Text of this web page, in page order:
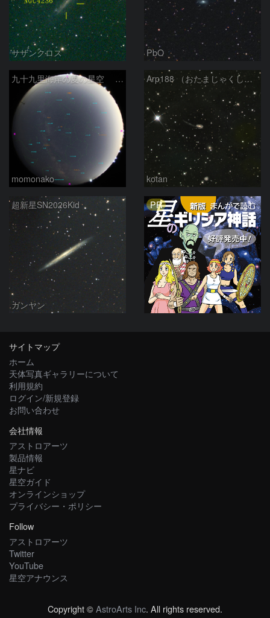
サザンクロス PbO
九十九里海岸の夏の星空 260518
momonako
Arp188 （おたまじゃくし銀河 りゅう座）
kotan
超新星SN2026Kid
ガンヤン
PR
サイトマップ
ホーム
天体写真ギャラリーについて
利用規約
ログイン/新規登録
お問い合わせ
会社情報
アストロアーツ
製品情報
星ナビ
星空ガイド
オンラインショップ
プライバシー・ポリシー
Follow
アストロアーツ
Twitter
YouTube
星空アナウンス
Copyright ©AstroArts Inc. All rights reserved.